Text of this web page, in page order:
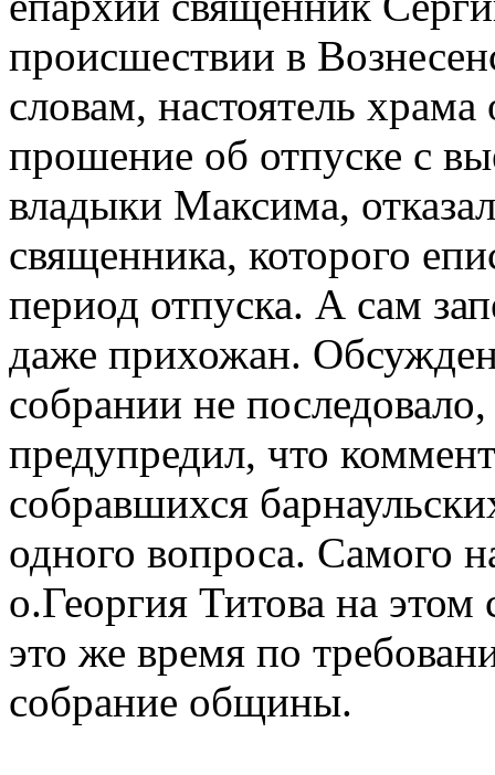
происшествии в
словам, настоятель
прошение об отпуске с
владыки Максима,
священника, которого
период отпуска. А сам
даже прихожан.
собрании не
предупредил, что
собравшихся
одного вопроса. Самого
о.Георгия Титова на
это же время по
собрание общины.